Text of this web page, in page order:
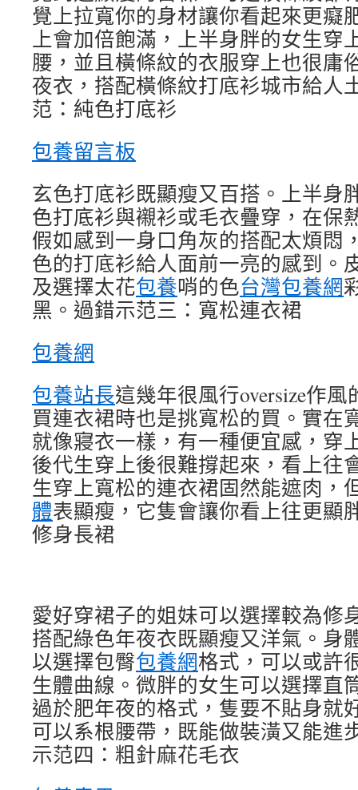
覺上拉寬你的身材讓你看起來更癡
上會加倍飽滿，上半身胖的女生穿
腰，並且橫條紋的衣服穿上也很庸
夜衣，搭配橫條紋打底衫城市給人
范：純色打底衫
包養留言板
玄色打底衫既顯瘦又百搭。上半身
色打底衫與襯衫或毛衣疊穿，在保
假如感到一身口角灰的搭配太煩悶
色的打底衫給人面前一亮的感到。
及選擇太花包養哨的色台灣包養網
黑。過錯示范三：寬松連衣裙
包養網
包養站長這幾年很風行oversize作
買連衣裙時也是挑寬松的買。實在
就像寢衣一樣，有一種便宜感，穿
後代生穿上後很難撐起來，看上往
生穿上寬松的連衣裙固然能遮肉，
體表顯瘦，它隻會讓你看上往更顯
修身長裙
愛好穿裙子的姐妹可以選擇較為修
搭配綠色年夜衣既顯瘦又洋氣。身
以選擇包臀包養網格式，可以或許
生體曲線。微胖的女生可以選擇直
過於肥年夜的格式，隻要不貼身就
可以系根腰帶，既能做裝潢又能進
示范四：粗針麻花毛衣